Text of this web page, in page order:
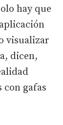
hay que
visualizar
dicen,
gafas